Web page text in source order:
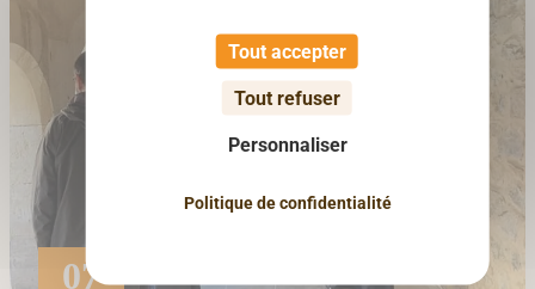
Tout accepter
Tout refuser
Personnaliser
Politique de confidentialité
07